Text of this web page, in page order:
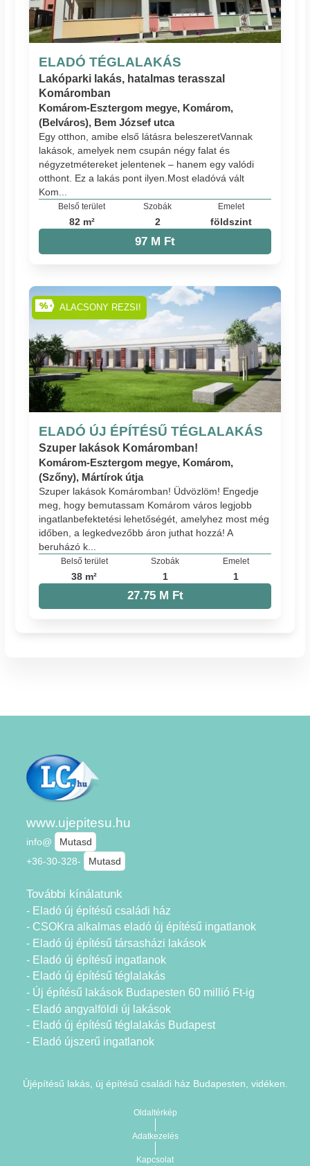
ELADÓ TÉGLALAKÁS
Lakóparki lakás, hatalmas terasszal
Komáromban
Komárom-Esztergom megye, Komárom,
(Belváros), Bem József utca
Egy otthon, amibe első látásra beleszeret ​Vannak
lakások, amelyek nem csupán négy falat és
négyzetmétereket jelentenek – hanem egy valódi
otthont. ​Ez a lakás pont ilyen. ​Most eladó​vá vált
Kom...
Belső terület
82 m²
Szobák
2
Emelet
földszint
97 M Ft
ELADÓ ÚJ ÉPÍTÉSŰ TÉGLALAKÁS
Szuper lakások Komáromban!
Komárom-Esztergom megye, Komárom,
(Szőny), Mártírok útja
Szuper lakások Komáromban! Üdvözlöm! Engedje
meg, hogy bemutassam Komárom város legjobb
ingatlanbefektetési lehetőségét, amelyhez most még
időben, a legkedvezőbb áron juthat hozzá! A
beruházó k...
Belső terület
38 m²
Szobák
1
Emelet
1
27.75 M Ft
ALACSONY REZSI!
www.ujepitesu.hu
info@
Mutasd
+36-30-328-
Mutasd
További kínálatunk
- Eladó új építésű családi ház
- CSOKra alkalmas eladó új építésű ingatlanok
- Eladó új építésű társasházi lakások
- Eladó új építésű ingatlanok
- Eladó új építésű téglalakás
- Új építésű lakások Budapesten 60 millió Ft-ig
- Eladó angyalföldi új lakások
- Eladó új építésű téglalakás Budapest
- Eladó újszerű ingatlanok
Újépítésű lakás, új építésű családi ház Budapesten, vidéken.
Oldaltérkép
Adatkezelés
Kapcsolat